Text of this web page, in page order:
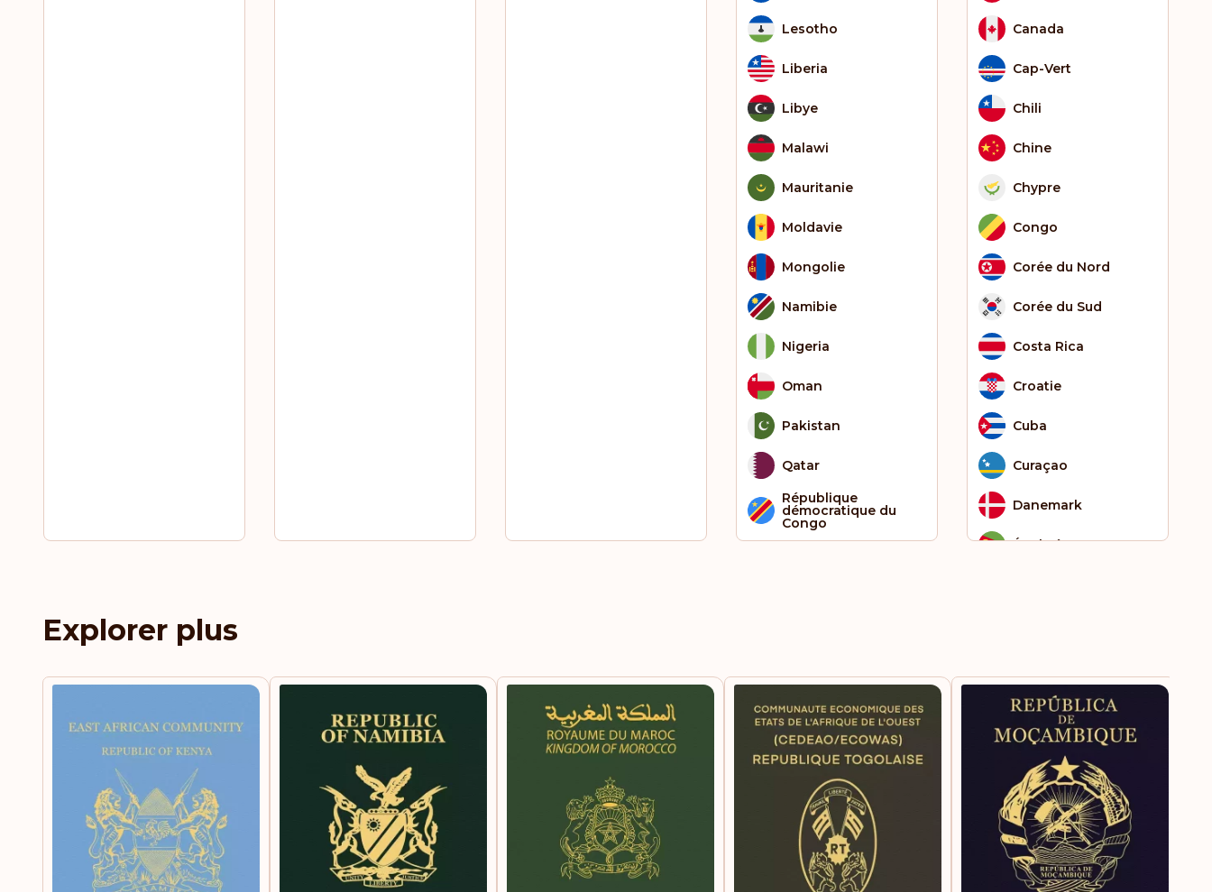
Lesotho
Liberia
Libye
Malawi
Mauritanie
Moldavie
Mongolie
Namibie
Nigeria
Oman
Pakistan
Qatar
République
démocratique du
Congo
Singapour
Somalie
Suriname
Syrie
Tchad
Thaïlande
Canada
Cap-Vert
Chili
Chine
Chypre
Congo
Corée du Nord
Corée du Sud
Costa Rica
Croatie
Cuba
Curaçao
Danemark
Érythrée
États-Unis d'Amérique
Falkland (îles)
Fidji
Finlande
France
Explorer plus